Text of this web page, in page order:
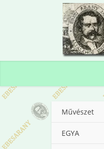
Művészet
EGYA